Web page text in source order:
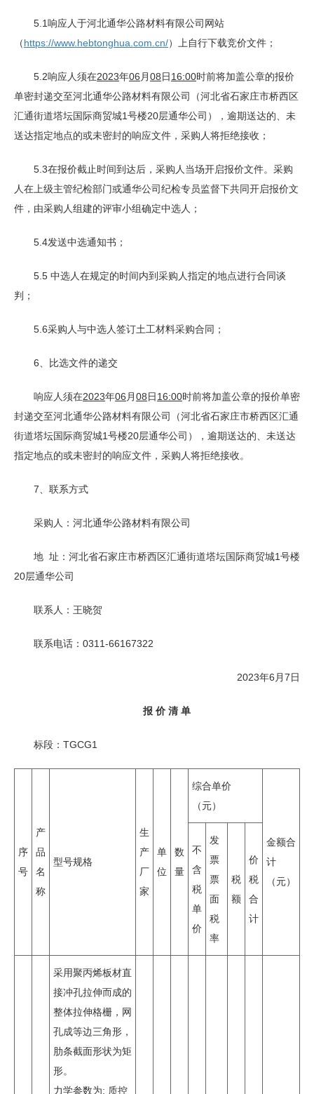
5.1响应人于河北通华公路材料有限公司网站
（https://www.hebtonghua.com.cn/）上自行下载竞价文件；
5.2响应人须在2023年06 月08日16:00时前将加盖公章的报价
单密封递交至河北通华公路材料有限公司（河北省石家庄市桥西区
汇通街道塔坛国际商贸城1号楼20层通华公司），逾期送达的、未
送达指定地点的或未密封的响应文件，采购人将拒绝接收；
5.3在报价截止时间到达后，采购人当场开启报价文件。采购
人在上级主管纪检部门或通华公司纪检专员监督下共同开启报价文
件，由采购人组建的评审小组确定中选人；
5.4发送中选通知书；
5.5 中选人在规定的时间内到采购人指定的地点进行合同谈
判；
5.6采购人与中选人签订土工材料采购合同；
6、比选文件的递交
响应人须在2023年06 月08日16:00时前将加盖公章的报价单密
封递交至河北通华公路材料有限公司（河北省石家庄市桥西区汇通
街道塔坛国际商贸城1号楼20层通华公司），逾期送达的、未送达
指定地点的或未密封的响应文件，采购人将拒绝接收。
7、联系方式
采购人：河北通华公路材料有限公司
地 址：河北省石家庄市桥西区汇通街道塔坛国际商贸城1号楼
20层通华公司
联系人：王晓贺
联系电话：0311-66167322
2023年6月7日
报 价 清 单
标段：TGCG1
序
号
产
品
名
称
型号规格
生
产
厂
家
单
位
数
量
综合单价
（元）
金额合
计
（元）
不
含
税
单
价
发
票
票
面
税
率
税
额
价
税
合
计
采用聚丙烯板材直
接冲孔拉伸而成的
整体拉伸格栅，网
孔成等边三角形，
肋条截面形状为矩
形。
力学参数为: 质控